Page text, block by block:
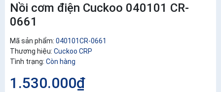
Nồi cơm điện Cuckoo 040101 CR-
0661
Mã sản phẩm: 040101CR-0661
Thương hiệu: Cuckoo CRP
Tình trạng: Còn hàng
1.530.000₫